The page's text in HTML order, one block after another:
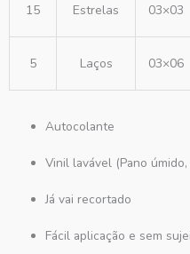
15 Estrelas 03×03
5 Laços 03×06
Autocolante
Vinil lavável (Pano
Já vai recortado
Fácil aplicação e sem